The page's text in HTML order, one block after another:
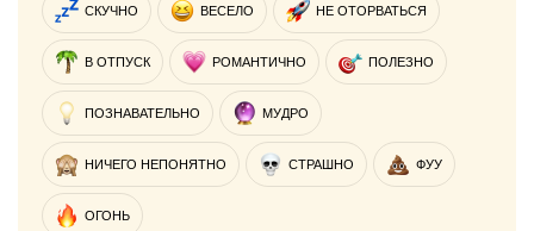
СКУЧНО ВЕСЕЛО НЕ ОТОРВАТЬСЯ
В ОТПУСК РОМАНТИЧНО ПОЛЕЗНО
ПОЗНАВАТЕЛЬНО МУДРО
НИЧЕГО НЕПОНЯТНО СТРАШНО ФУУ
ОГОНЬ